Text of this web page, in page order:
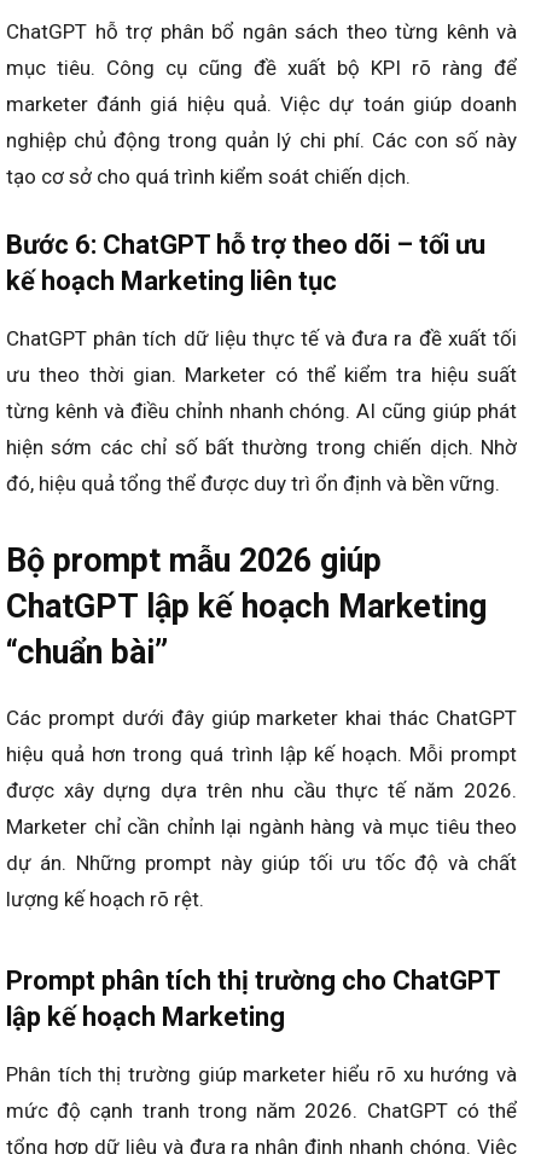
ChatGPT hỗ trợ phân bổ ngân sách theo từng kênh và
mục tiêu. Công cụ cũng đề xuất bộ KPI rõ ràng để
marketer đánh giá hiệu quả. Việc dự toán giúp doanh
nghiệp chủ động trong quản lý chi phí. Các con số này
tạo cơ sở cho quá trình kiểm soát chiến dịch.
Bước 6: ChatGPT hỗ trợ theo dõi – tối ưu
kế hoạch Marketing liên tục
ChatGPT phân tích dữ liệu thực tế và đưa ra đề xuất tối
ưu theo thời gian. Marketer có thể kiểm tra hiệu suất
từng kênh và điều chỉnh nhanh chóng. AI cũng giúp phát
hiện sớm các chỉ số bất thường trong chiến dịch. Nhờ
đó, hiệu quả tổng thể được duy trì ổn định và bền vững.
Bộ prompt mẫu 2026 giúp
ChatGPT lập kế hoạch Marketing
“chuẩn bài”
Các prompt dưới đây giúp marketer khai thác ChatGPT
hiệu quả hơn trong quá trình lập kế hoạch. Mỗi prompt
được xây dựng dựa trên nhu cầu thực tế năm 2026.
Marketer chỉ cần chỉnh lại ngành hàng và mục tiêu theo
dự án. Những prompt này giúp tối ưu tốc độ và chất
lượng kế hoạch rõ rệt.